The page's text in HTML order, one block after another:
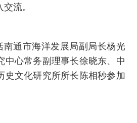
流。
南通市海洋发展局副局长杨光
中心常务副理事长徐晓东、中
史文化研究所所长陈相秒参加